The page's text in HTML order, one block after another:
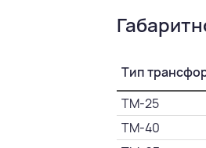
Тип
ТМ-25
ТМ-40